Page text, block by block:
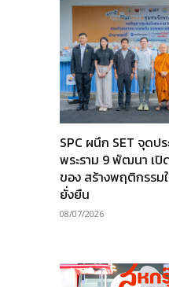
SPC ผนึก SET จุดป
พระราม 9 พัฒนา เปิ
ของ สร้างพฤติกรรม
ยั่งยืน
08/07/2026